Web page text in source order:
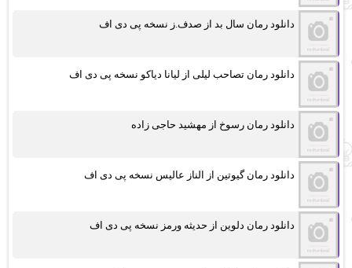
دانلود رمان سال بد از صدف.ز نسخه پی دی اف
دانلود رمان تصاحب لیلی از لیانا دیاکو نسخه پی دی اف
دانلود رمان رسوخ از مهشید حاجی زاده
دانلود رمان گیوتین از الناز عالیس نسخه پی دی اف
دانلود رمان دلوین از حدیثه ورمز نسخه پی دی اف